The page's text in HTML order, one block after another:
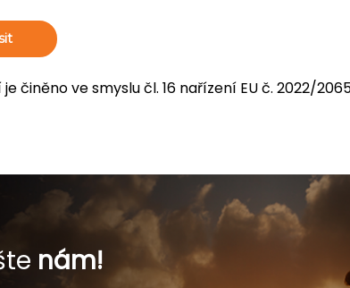
činěno ve smyslu čl. 16 nařízení EU č. 2022/
nám!